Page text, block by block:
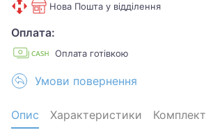
Нова Пошта у відділення
Оплата:
Оплата готівкою
Умови повернення
Опис Характеристики Комплект